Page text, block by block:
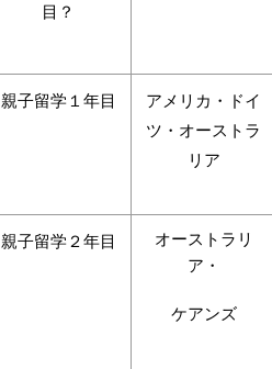
目？
親子留学１年目
アメリカ・ドイ
ツ・オーストラ
リア
親子留学２年目
オーストラリ
ア・
ケアンズ